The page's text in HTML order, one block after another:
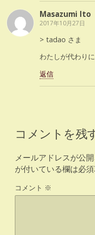
Masazumi Ito
2017年10月27日
> tadao さま
わたしが代わり
返信
コメントを残
メールアドレスが公
が付いている欄は必
コメント ※